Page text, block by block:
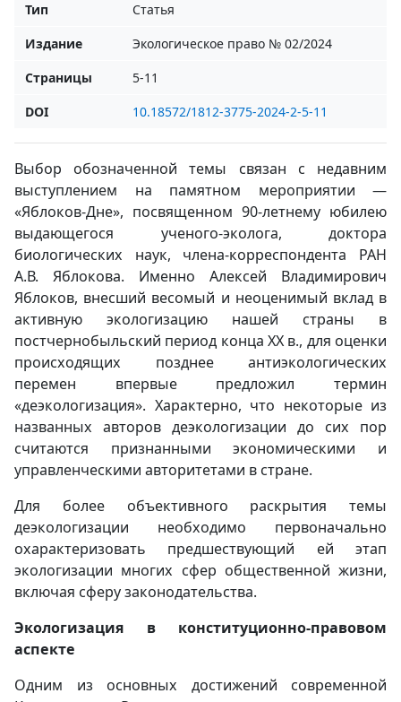
Тип
Статья
Издание
Экологическое право № 02/2024
Страницы
5-11
DOI
10.18572/1812-3775-2024-2-5-11
Выбор обозначенной темы связан с недавним
выступлением на памятном мероприятии —
«Яблоков-Дне», посвященном 90-летнему юбилею
выдающегося ученого-эколога, доктора
биологических наук, члена-корреспондента РАН
А.В. Яблокова. Именно Алексей Владимирович
Яблоков, внесший весомый и неоценимый вклад в
активную экологизацию нашей страны в
постчернобыльский период конца ХХ в., для оценки
происходящих позднее антиэкологических
перемен впервые предложил термин
«деэкологизация». Характерно, что некоторые из
названных авторов деэкологизации до сих пор
считаются признанными экономическими и
управленческими авторитетами в стране.
Для более объективного раскрытия темы
деэкологизации необходимо первоначально
охарактеризовать предшествующий ей этап
экологизации многих сфер общественной жизни,
включая сферу законодательства.
Экологизация в конституционно-правовом
аспекте
Одним из основных достижений современной